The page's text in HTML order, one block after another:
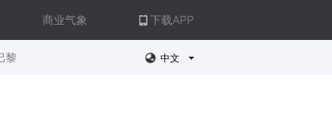
商业气象 下载APP
黎 中文